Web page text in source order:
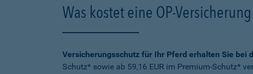
Was kostet eine OP-
Versicherungsschutz für Ihr Pferd erhalten Sie bei
Schutz* sowie ab 59,16 EUR im Premium-Schutz*